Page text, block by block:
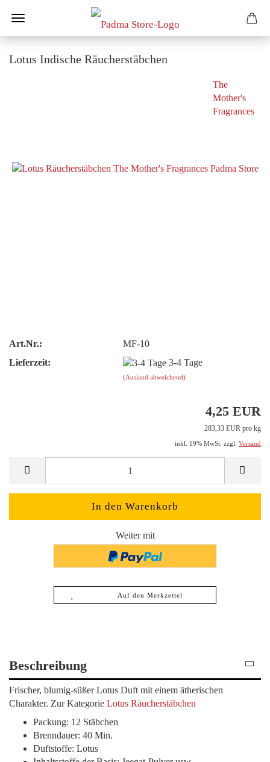
Lotus Indische Räucherstäbchen
The
Mother's
Fragrances
Art.Nr.:
MF-10
Lieferzeit:
3-4 Tage
(Ausland abweichend)
4,25 EUR
283,33 EUR pro kg
inkl. 19% MwSt. zzgl. Versand
Weiter mit
Auf den Merkzettel
Beschreibung
Frischer, blumig-süßer Lotus Duft mit einem ätherischen
Charakter. Zur Kategorie Lotus Räucherstäbchen
Packung: 12 Stäbchen
Brenndauer: 40 Min.
Duftstoffe: Lotus